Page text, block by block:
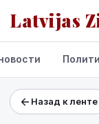
Latvijas
Проекты и
Назад к ленте